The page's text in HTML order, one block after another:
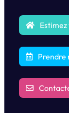
Prendre